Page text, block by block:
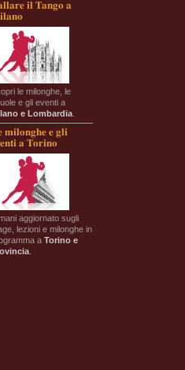
il Tango a
le milonghe, le
e gli eventi a
e Lombardia
milonghe e gli
a Torino
aggiornato sugli
lezioni e milonghe in
a Torino e